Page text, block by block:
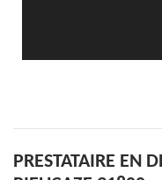
PRESTATAIRE EN